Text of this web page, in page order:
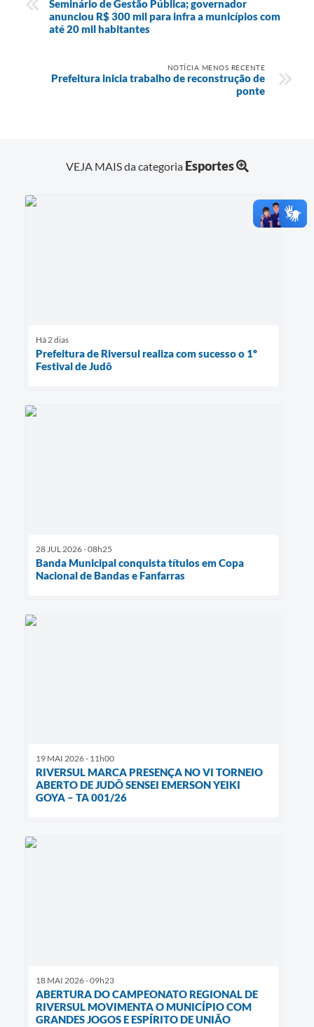
Seminário de Gestão Pública; governador
anunciou R$ 300 mil para infra a municípios com
até 20 mil habitantes
NOTÍCIA MENOS RECENTE
Prefeitura inicia trabalho de reconstrução de
ponte
VEJA MAIS da categoria Esportes
Há 2 dias
Prefeitura de Riversul realiza com sucesso o 1º
Festival de Judô
28 JUL 2026 - 08h25
Banda Municipal conquista títulos em Copa
Nacional de Bandas e Fanfarras
19 MAI 2026 - 11h00
RIVERSUL MARCA PRESENÇA NO VI TORNEIO
ABERTO DE JUDÔ SENSEI EMERSON YEIKI
GOYA – TA 001/26
18 MAI 2026 - 09h23
ABERTURA DO CAMPEONATO REGIONAL DE
RIVERSUL MOVIMENTA O MUNICÍPIO COM
GRANDES JOGOS E ESPÍRITO DE UNIÃO